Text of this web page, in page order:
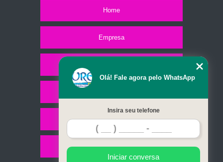
Home
Empresa
Contato
Mapa do site
Olá! Fale agora pelo WhatsApp
Insira seu telefone
Iniciar conversa